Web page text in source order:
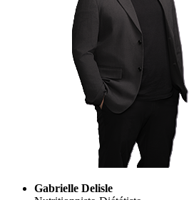
Gabrielle Delisle